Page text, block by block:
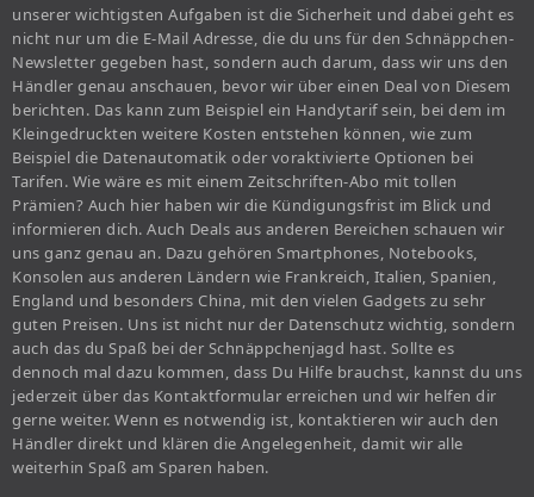
unserer wichtigsten Aufgaben ist die Sicherheit und dabei geht es
nicht nur um die E-Mail Adresse, die du uns für den Schnäppchen-
Newsletter gegeben hast, sondern auch darum, dass wir uns den
Händler genau anschauen, bevor wir über einen Deal von Diesem
berichten. Das kann zum Beispiel ein Handytarif sein, bei dem im
Kleingedruckten weitere Kosten entstehen können, wie zum
Beispiel die Datenautomatik oder voraktivierte Optionen bei
Tarifen. Wie wäre es mit einem Zeitschriften-Abo mit tollen
Prämien? Auch hier haben wir die Kündigungsfrist im Blick und
informieren dich. Auch Deals aus anderen Bereichen schauen wir
uns ganz genau an. Dazu gehören Smartphones, Notebooks,
Konsolen aus anderen Ländern wie Frankreich, Italien, Spanien,
England und besonders China, mit den vielen Gadgets zu sehr
guten Preisen. Uns ist nicht nur der Datenschutz wichtig, sondern
auch das du Spaß bei der Schnäppchenjagd hast. Sollte es
dennoch mal dazu kommen, dass Du Hilfe brauchst, kannst du uns
jederzeit über das Kontaktformular erreichen und wir helfen dir
gerne weiter. Wenn es notwendig ist, kontaktieren wir auch den
Händler direkt und klären die Angelegenheit, damit wir alle
weiterhin Spaß am Sparen haben.